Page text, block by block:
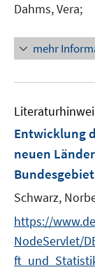
Dahms, Vera;
mehr
Entwicklung
neuen
Bundesgebiet
Schwarz,
https://
NodeServlet/